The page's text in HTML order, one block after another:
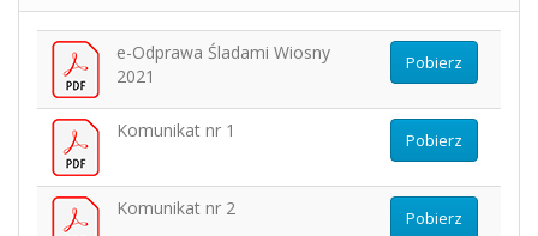
e-Odprawa Śladami Wiosny
2021
Pobierz
Komunikat nr 1 Pobierz
Komunikat nr 2 Pobierz